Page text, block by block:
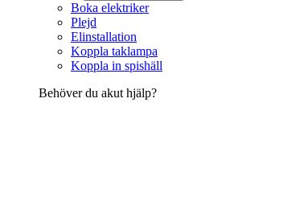
Boka elektriker
Plejd
Elinstallation
Koppla taklampa
Koppla in spishäll
Behöver du akut hjälp?